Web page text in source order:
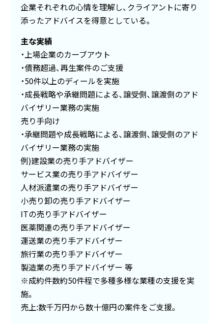
企業それぞれの心情を理解し、クライアントに寄り
添ったアドバイスを得意としている。
主な実績
上場企業のカーブアウト
債務超過、再生案件のご支援
50件以上のディールを実施
成長戦略や承継問題による、譲受側、譲渡側のアド
バイザリー業務の実施
売り手向け
承継問題や成長戦略による、譲渡側、譲受側のアド
バイザリー業務の実施
例)建設業の売り手アドバイザー
サービス業の売り手アドバイザー
人材派遣業の売り手アドバイザー
小売り卸の売り手アドバイザー
ITの売り手アドバイザー
医薬関連の売り手アドバイザー
運送業の売り手アドバイザー
旅行業の売り手アドバイザー
製造業の売り手アドバイザー 等
※成約件数約50件程で多種多様な業種の支援を実
施。
売上:数千万円から数十億円の案件をご支援。